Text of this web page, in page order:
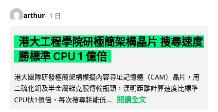
arthur 1 日
港大工程學院研極簡架構晶片 搜尋速度
勝標準 CPU 1 億倍
港大團隊研發極簡架構模擬內容尋址記憶體（CAM）晶片，用
二硫化鉬及半金屬銻克服傳輸瓶頸，漢明距離計算速度比標準
CPU快1億倍，每次搜尋耗能低...
閱讀全文